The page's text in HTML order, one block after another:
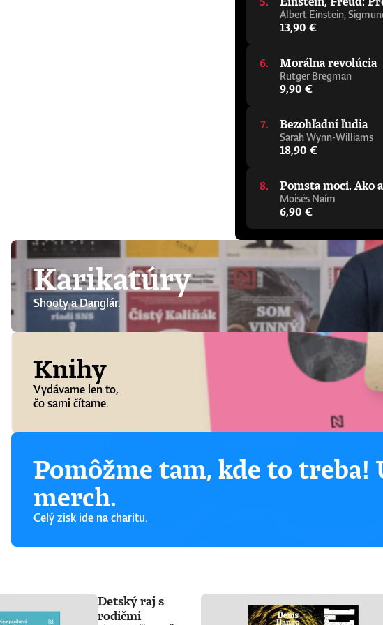
Albert Einstein,
13,90 €
Morálna revolúcia
Rutger Bregman
9,90 €
Bezohľadní ľudia
Sarah Wynn-Williams
18,90 €
Pomsta moci. Ako
Moisés Naím
6,90 €
Karikatúry
Shooty a Danglár.
Knihy
Vydávame len to,
čo sami čítame.
Pomôžme tam, kde to
merch.
Celý zisk ide na charitu.
Detský raj s
rodičmi